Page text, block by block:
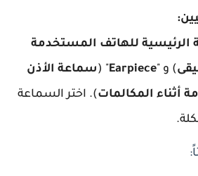
الرئيسية للهاتف المستخدمة
) و "Earpiece
" (سماعة الأذن
أثناء المكالمات). اختر السماعة